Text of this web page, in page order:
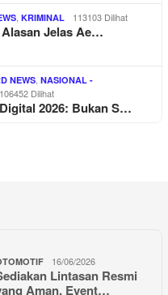
, KRIMINAL 113103 Dilihat
Jelas Ae…
NEWS, NASIONAL -
106452 Dilihat
2026: Bukan S…
16/06/2026
Lintasan Resmi
Aman, Event…